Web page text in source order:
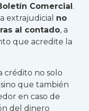
Comercial.
extrajudicial no
al contado, a
que acredite la
crédito no solo
que también
en caso de
del dinero